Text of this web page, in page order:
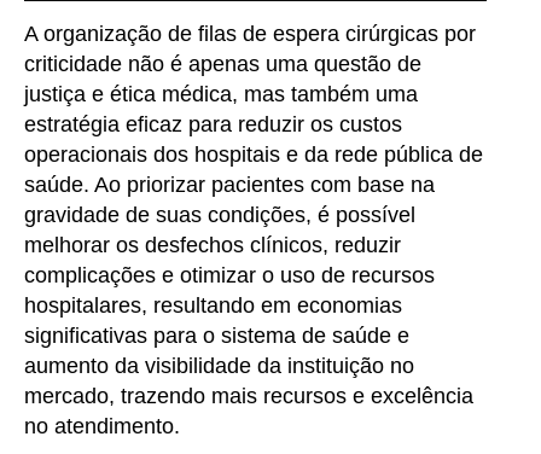
A organização de filas de espera cirúrgicas por
criticidade não é apenas uma questão de
justiça e ética médica, mas também uma
estratégia eficaz para reduzir os custos
operacionais dos hospitais e da rede pública de
saúde. Ao priorizar pacientes com base na
gravidade de suas condições, é possível
melhorar os desfechos clínicos, reduzir
complicações e otimizar o uso de recursos
hospitalares, resultando em economias
significativas para o sistema de saúde e
aumento da visibilidade da instituição no
mercado, trazendo mais recursos e excelência
no atendimento.